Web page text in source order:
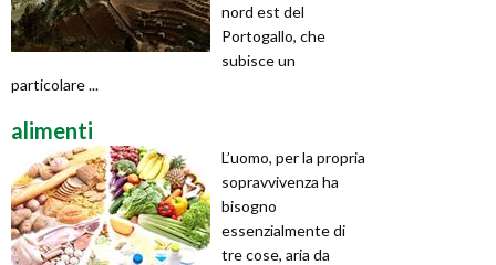
nord est del
Portogallo, che
subisce un
particolare ...
alimenti
L’uomo, per la propria
sopravvivenza ha
bisogno
essenzialmente di
tre cose, aria da